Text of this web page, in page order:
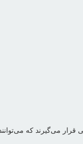
می‌گیرند که